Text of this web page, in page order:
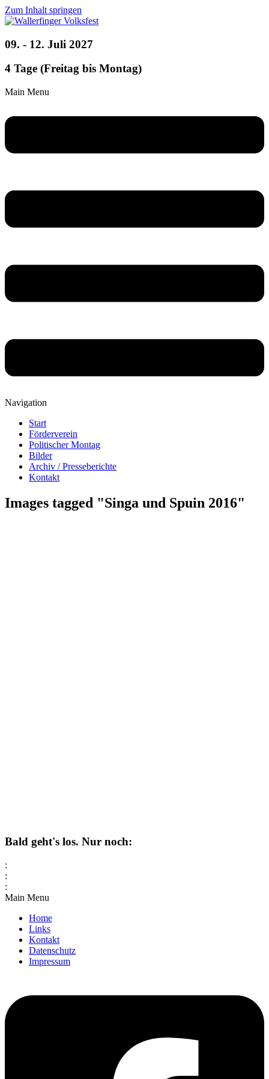
Zum Inhalt springen
09. - 12. Juli 2027
4 Tage (Freitag bis Montag)
Main Menu
Navigation
Start
Förderverein
Politischer Montag
Bilder
Archiv / Presseberichte
Kontakt
Images tagged "Singa und Spuin 2016"
Bald geht's los. Nur noch:
:
:
:
Main Menu
Home
Links
Kontakt
Datenschutz
Impressum